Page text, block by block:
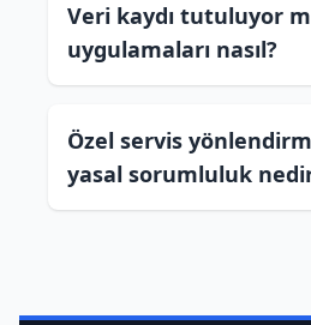
Veri kaydı tutuluyor
uygulamaları nasıl?
Özel servis
yasal sorumluluk